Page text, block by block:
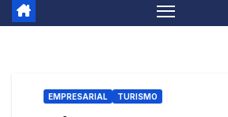
EMPRESARIAL TURISMO